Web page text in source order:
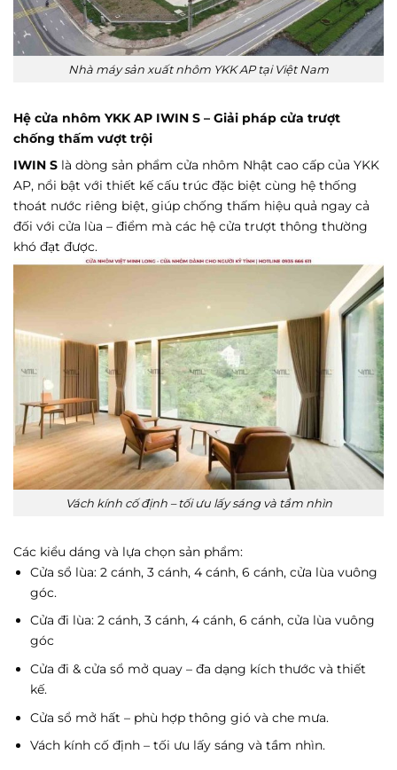
Nhà máy sản xuất nhôm YKK AP tại Việt Nam
Hệ cửa nhôm YKK AP IWIN S – Giải pháp cửa trượt
chống thấm vượt trội
IWIN S là dòng sản phẩm cửa nhôm Nhật cao cấp của YKK
AP, nổi bật với thiết kế cấu trúc đặc biệt cùng hệ thống
thoát nước riêng biệt, giúp chống thấm hiệu quả ngay cả
đối với cửa lùa – điểm mà các hệ cửa trượt thông thường
khó đạt được.
Vách kính cố định – tối ưu lấy sáng và tầm nhìn
Các kiểu dáng và lựa chọn sản phẩm:
Cửa sổ lùa: 2 cánh, 3 cánh, 4 cánh, 6 cánh, cửa lùa vuông
góc.
Cửa đi lùa: 2 cánh, 3 cánh, 4 cánh, 6 cánh, cửa lùa vuông
góc
Cửa đi & cửa sổ mở quay – đa dạng kích thước và thiết
kế.
Cửa sổ mở hất – phù hợp thông gió và che mưa.
Vách kính cố định – tối ưu lấy sáng và tầm nhìn.